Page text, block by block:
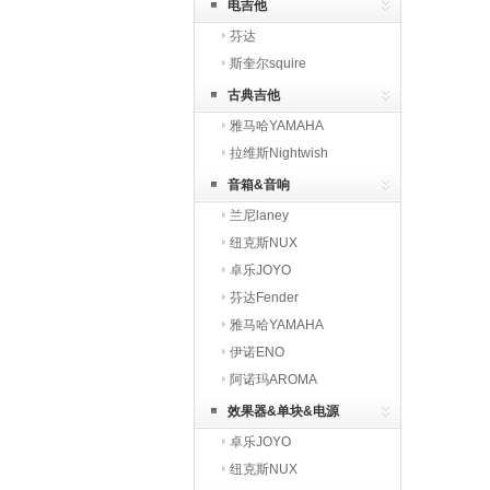
电吉他
芬达
斯奎尔squire
古典吉他
雅马哈YAMAHA
拉维斯Nightwish
音箱&音响
兰尼laney
纽克斯NUX
卓乐JOYO
芬达Fender
雅马哈YAMAHA
伊诺ENO
阿诺玛AROMA
效果器&单块&电源
卓乐JOYO
纽克斯NUX